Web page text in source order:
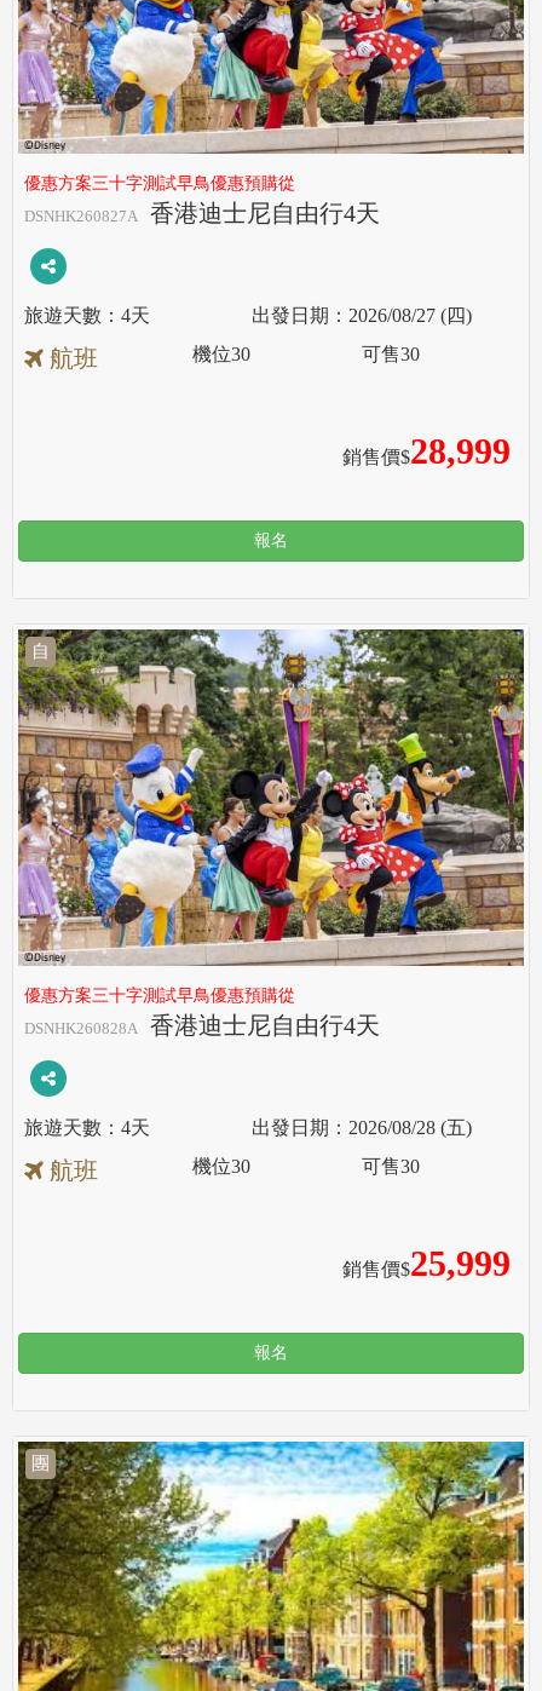
優惠方案三十字測試早鳥優惠預購從
DSNHK260827A
香港迪士尼自由行4天
4天 2026/08/27 (四)
航班
銷售價$28,999
機位30 可售30
報名
自
優惠方案三十字測試早鳥優惠預購從
DSNHK260828A
香港迪士尼自由行4天
4天 2026/08/28 (五)
航班
銷售價$25,999
機位30 可售30
報名
團